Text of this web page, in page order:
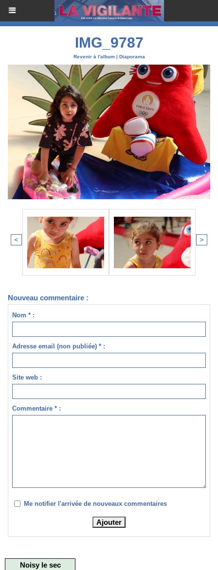
IMG_9787
Revenir à l'album | Diaporama
< >
Nouveau commentaire :
Nom * :
Adresse email (non publiée) * :
Site web :
Commentaire * :
Me notifier l'arrivée de nouveaux commentaires
Noisy le sec